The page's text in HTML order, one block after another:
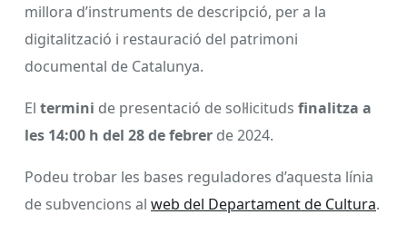
millora d’instruments de descripció, per a la
digitalització i restauració del patrimoni
documental de Catalunya.
El termini de presentació de sol·licituds finalitza a
les 14:00 h del 28 de febrer de 2024.
Podeu trobar les bases reguladores d’aquesta línia
de subvencions al web del Departament de Cultura.